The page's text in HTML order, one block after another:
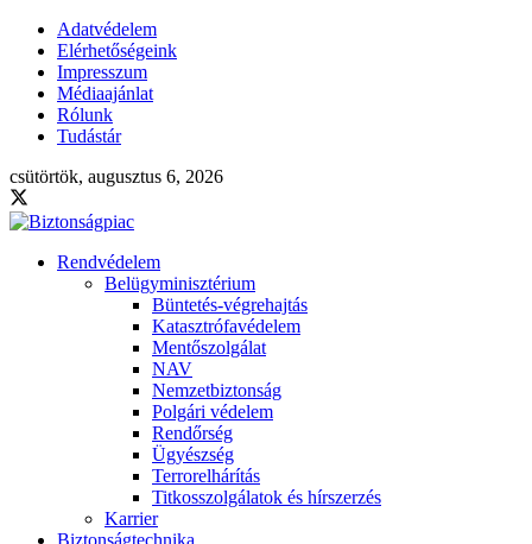
Adatvédelem
Elérhetőségeink
Impresszum
Médiaajánlat
Rólunk
Tudástár
csütörtök, augusztus 6, 2026
Rendvédelem
Belügyminisztérium
Büntetés-végrehajtás
Katasztrófavédelem
Mentőszolgálat
NAV
Nemzetbiztonság
Polgári védelem
Rendőrség
Ügyészség
Terrorelhárítás
Titkosszolgálatok és hírszerzés
Karrier
Biztonságtechnika